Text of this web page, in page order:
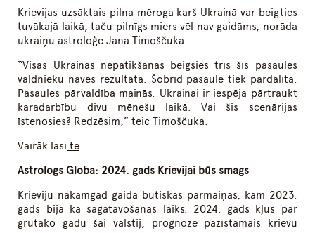
Krievijas uzsāktais pilna mēroga karš Ukrainā var beigties
tuvākajā laikā, taču pilnīgs miers vēl nav gaidāms, norāda
ukraiņu astroloģe Jana Timoščuka.
“Visas Ukrainas nepatikšanas beigsies trīs šīs pasaules
valdnieku nāves rezultātā. Šobrīd pasaule tiek pārdalīta.
Pasaules pārvaldība mainās. Ukrainai ir iespēja pārtraukt
karadarbību divu mēnešu laikā. Vai šis scenārijas
īstenosies? Redzēsim,” teic Timoščuka.
Vairāk lasi te.
Astrologs Globa: 2024. gads Krievijai būs smags
Krieviju nākamgad gaida būtiskas pārmaiņas, kam 2023.
gads bija kā sagatavošanās laiks. 2024. gads kļūs par
grūtāko gadu šai valstij, prognozē pazīstamais krievu